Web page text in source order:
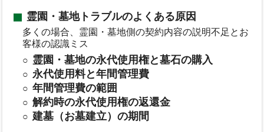
霊園・墓地トラブルのよくある原因
多くの場合、霊園・墓地側の契約内容の説明不足とお
客様の認識ミス
霊園・墓地の永代使用権と墓石の購入
永代使用料と年間管理費
年間管理費の範囲
解約時の永代使用権の返還金
建墓（お墓建立）の期間